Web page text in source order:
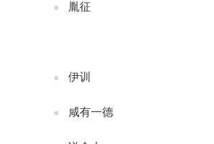
胤征
伊训
咸有一德